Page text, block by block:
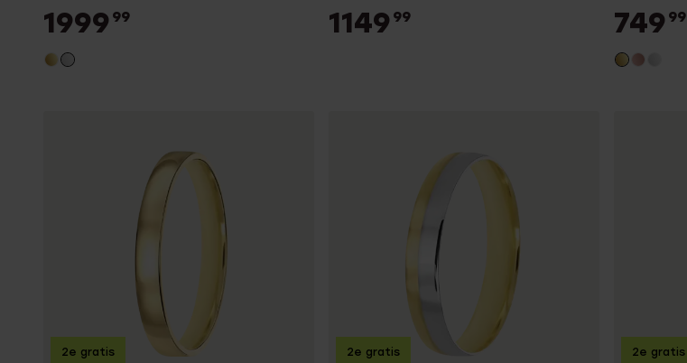
1999 99 1149 99 749 99
2e gratis 2e gratis 2e gratis